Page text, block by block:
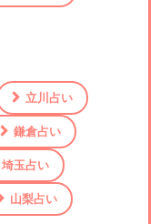
立川占い
鎌倉占い
埼玉占い
山梨占い